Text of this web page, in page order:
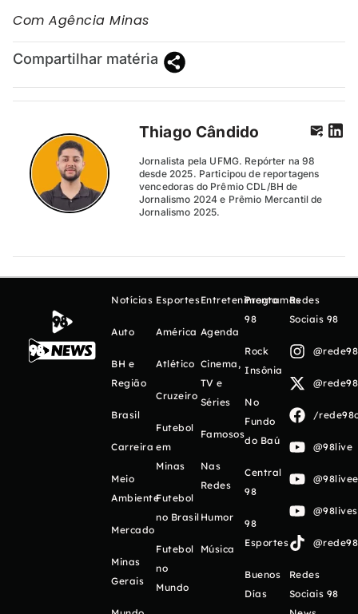
Com Agência Minas
Compartilhar matéria
Thiago Cândido
Jornalista pela UFMG. Repórter na 98
desde 2025. Participou de reportagens
vencedoras do Prêmio CDL/BH de
Jornalismo 2024 e Prêmio Mercantil de
Jornalismo 2025.
Notícias
Auto
BH e
Região
Brasil
Carreira
Meio
Ambiente
Mercado
Minas
Gerais
Esportes
América
Atlético
Cruzeiro
Futebol
em
Minas
Futebol
no Brasil
Futebol
no
Mundo
Entretenimento
Agenda
Cinema,
TV e
Séries
Famosos
Nas
Redes
Humor
Música
Programas
98
Rock
Insônia
No
Fundo
do Baú
Central
98
98
Esportes
Buenos
Días
Redes
Sociais 98
/
@98live
Redes
Sociais 98